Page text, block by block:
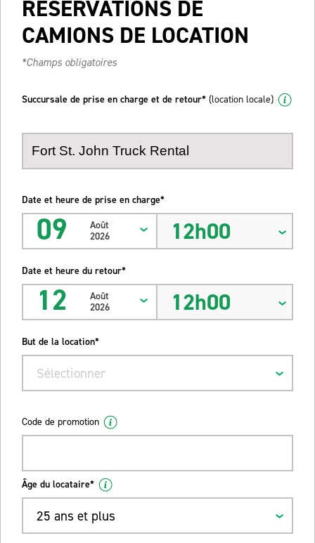
RÉSERVATIONS DE
CAMIONS DE LOCATION
*Champs obligatoires
Succursale de prise en charge et de retour* (location locale)
Date et heure de prise en charge*
09
Août
2026
12h00
Date et heure du retour*
12
Août
2026
12h00
But de la location*
Sélectionner
Code de promotion
Âge du locataire*
25 ans et plus